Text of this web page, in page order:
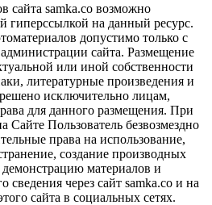
сайта samka.co возможно
гиперссылкой на данный ресурс.
допустимо только с
сайта. Размещение
или иной собственности
литературные произведения и
исключительно лицам,
для данного размещения. При
Сайте Пользователь безвозмездно
права на использование,
создание производных
материалов и
сведения через сайт samka.co и на
сайта в социальных сетях.